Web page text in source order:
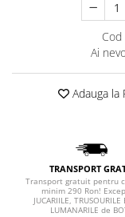
Ai
Adauga la
TRANSPORT
Transport gratuit pentru
minim 290 Ron!
JUCARIILE,
LUMANARILE de